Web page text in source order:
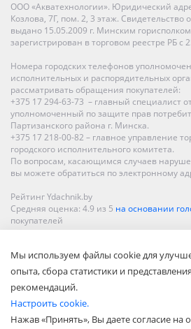
ООО «Акватехнологии». Юридический
Козлова, 7Г, пом. 2, 3 этаж.
выдано 15.05.2009 г. Минским
зарегистрирован в торговом реестре РБ с
Номера городских телефонов
исполнительных и распорядительных
рассматривать обращения покупателей:
+375 17 294-63-73 – главный специалист
уполномоченный по защите прав
Партизанского района г. Минска.
+375 17 218-00-82 – главное управление
городского исполнительного комитета.
По вопросам, касающимся случаев
вы можете обратиться по электронному
Рейтинг Ydachnik.by
Средняя оценка: 4.9 из 5 на основании
покупателей
Гродно, Могилеве, Бобруйске,
Новополоцке, Пинске, Солигорске. При
доставка осуществляется по всей Беларуси.
Мы используем файлы cookie для
опыта, сбора статистики и
рекомендаций.
Настроить cookie.
Нажав «Принять», Вы даете согласие на